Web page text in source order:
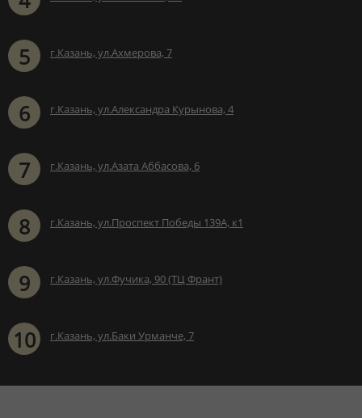
5 г.Казань, ул.Ахмерова, 7
6 г.Казань, ул.Александра Курынова, 4
7 г.Казань, ул.Азата Аббасова, 6
8 г.Казань, ул.Проспект Победы 139А, к1
9 г.Казань, ул.Фучика, 90 (ТЦ Франт)
10 г.Казань, ул.Баки Урманче, 7